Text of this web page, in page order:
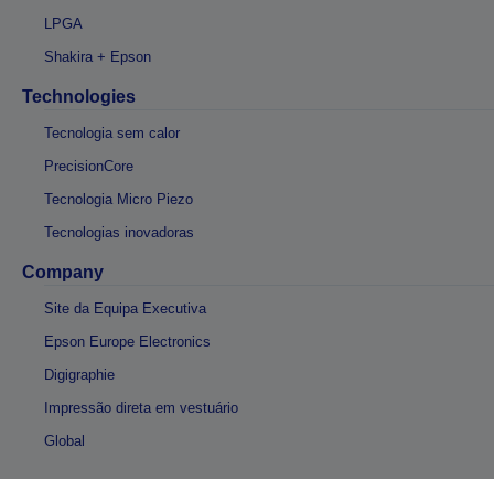
LPGA
Shakira + Epson
Technologies
Tecnologia sem calor
PrecisionCore
Tecnologia Micro Piezo
Tecnologias inovadoras
Company
Site da Equipa Executiva
Epson Europe Electronics
Digigraphie
Impressão direta em vestuário
Global